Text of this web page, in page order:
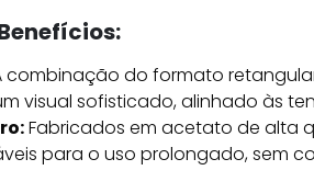
combinação do formato
visual sofisticado, alinhado às
Fabricados em acetato de alta
para o uso prolongado, sem